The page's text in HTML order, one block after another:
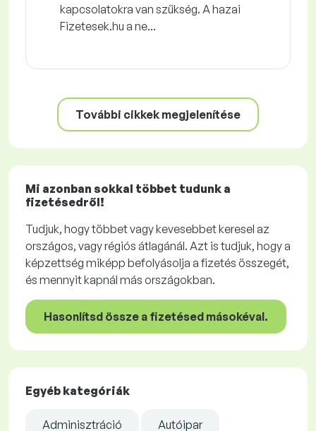
kapcsolatokra van szükség. A hazai
Fizetesek.hu a ne...
További cikkek megjelenítése
Mi azonban sokkal többet tudunk a
fizetésedről!
Tudjuk, hogy többet vagy kevesebbet keresel az
országos, vagy régiós átlagánál. Azt is tudjuk, hogy a
képzettség miképp befolyásolja a fizetés összegét,
és mennyit kapnál más országokban.
Hasonlítsd össze a fizetésed másokéval.
Egyéb kategóriák
Adminisztráció Autóipar